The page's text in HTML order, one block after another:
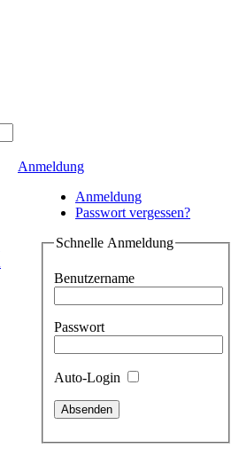
Anmeldung
Anmeldung
Passwort vergessen?
Schnelle Anmeldung
Benutzername
Passwort
Auto-Login